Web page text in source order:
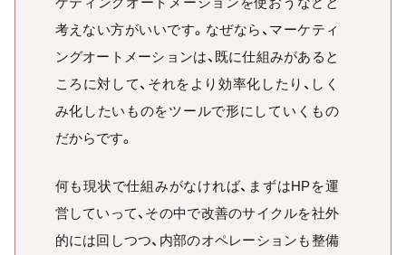
考えない方がいいです。なぜなら、マーケティ
ングオートメーションは、既に仕組みがあると
ころに対して、それをより効率化したり、しく
み化したいものをツールで形にしていくもの
だからです。
何も現状で仕組みがなければ、まずはHPを運
営していって、その中で改善のサイクルを社外
的には回しつつ、内部のオペレーションも整備